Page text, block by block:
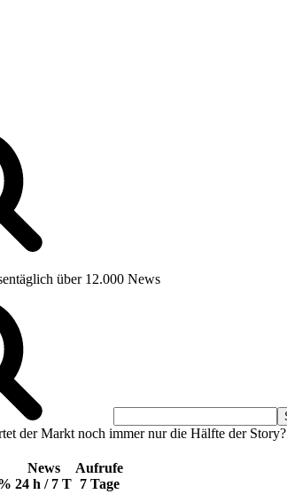
über 12.000 News
der Markt noch immer nur die Hälfte der Story?
News
24 h / 7 T
Aufrufe
7 Tage